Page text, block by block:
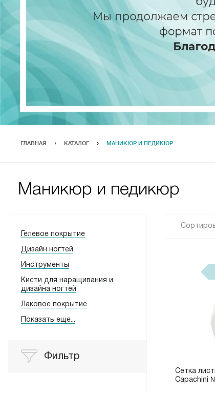
ГЛАВНАЯ КАТАЛОГ МАНИКЮР И ПЕДИКЮР
Маникюр и педикюр
Гелевое покрытие
Дизайн ногтей
Инструменты
Кисти для наращивания и
дизайна ногтей
Лаковое покрытие
Показать еще...
Фильтр
Сетка
Capachini